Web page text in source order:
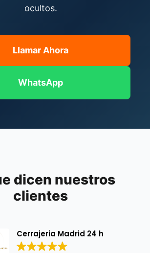
ocultos.
Llamar Ahora
WhatsApp
dicen nuestros
clientes
Cerrajeria Madrid 24 h